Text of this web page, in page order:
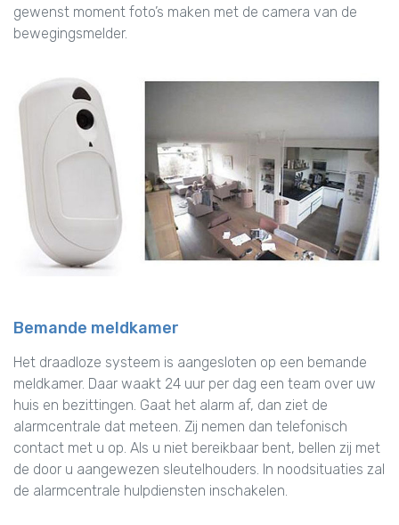
gewenst moment foto’s maken met de camera van de
bewegingsmelder.
Bemande meldkamer
Het draadloze systeem is aangesloten op een bemande
meldkamer. Daar waakt 24 uur per dag een team over uw
huis en bezittingen. Gaat het alarm af, dan ziet de
alarmcentrale dat meteen. Zij nemen dan telefonisch
contact met u op. Als u niet bereikbaar bent, bellen zij met
de door u aangewezen sleutelhouders. In noodsituaties zal
de alarmcentrale hulpdiensten inschakelen.